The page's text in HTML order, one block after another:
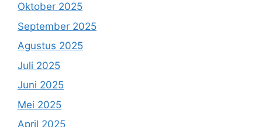
Oktober 2025
September 2025
Agustus 2025
Juli 2025
Juni 2025
Mei 2025
April 2025